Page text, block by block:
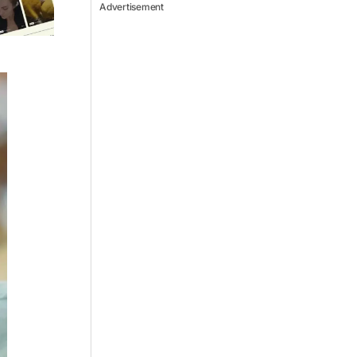
Advertisement